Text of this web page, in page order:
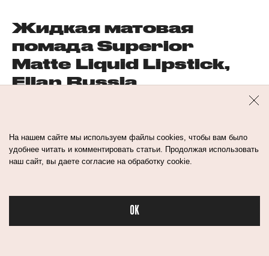
Бьюти в спорте
Жидкая матовая
помада Superior
Matte Liquid Lipstick,
Elian Russia
На нашем сайте мы используем файлы cookies, чтобы вам было
удобнее читать и комментировать статьи. Продолжая использовать
наш сайт, вы даете согласие на обработку cookie.
OK